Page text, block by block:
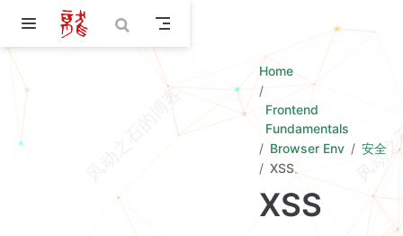
Skip to main content
Home
Frontend
Fundamentals
Browser Env
安全
XSS
XSS